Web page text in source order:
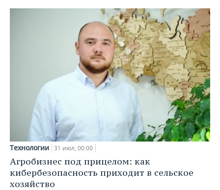
Технологии 31 июл, 00:00
Агробизнес под прицелом: как
кибербезопасность приходит в сельское
хозяйство